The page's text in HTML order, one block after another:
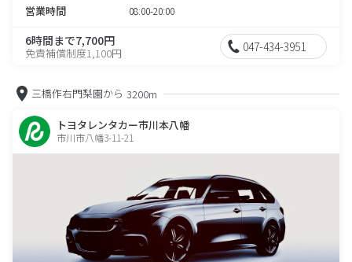
営業時間 08:00-20:00
6時間まで7,700円
免責補償制度1,100円 047-434-3951
三橋作右門梨園から 3200m
トヨタレンタカー市川本八幡
市川市八幡3-11-21